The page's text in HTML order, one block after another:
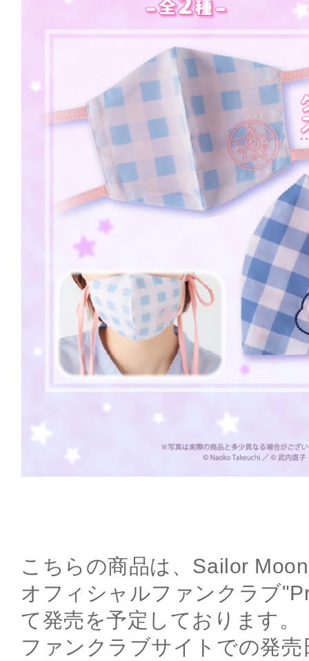
こちらの商品は、Sailor
オフィシャルファンクラブ
て発売を予定しております。
ファンクラブサイトでの発